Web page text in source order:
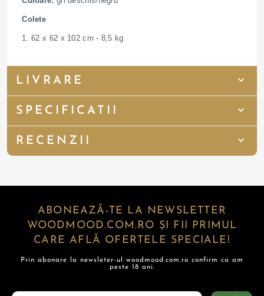
Colete
1. 62 x 62 x 102 cm - 8,5 kg
LIVRARE
SPECIFICATII
RECENZII
ABONEAZĂ-TE LA NEWSLETTER
WOODMOOD.COM.RO ȘI FII PRIMUL
CARE AFLĂ OFERTELE SPECIALE!
Prin abonare la newsleter-ul woodmood.com.ro confirm ca am
peste 18 ani.